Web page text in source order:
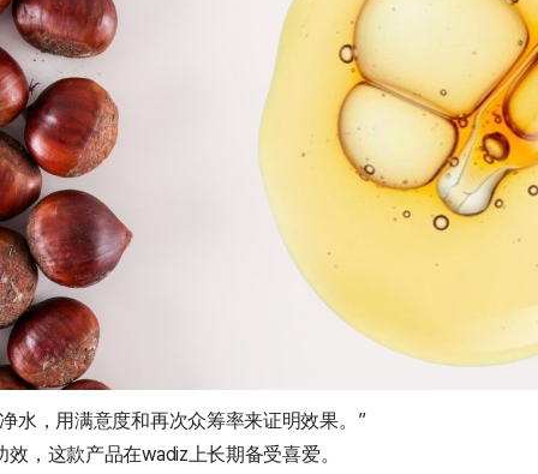
水，用满意度和再次众筹率来证明效果。”
，这款产品在wadiz上长期备受喜爱。